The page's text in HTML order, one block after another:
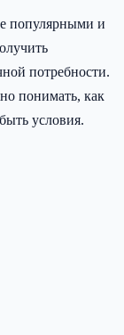
популярными и
потребности.
понимать, как
условия.